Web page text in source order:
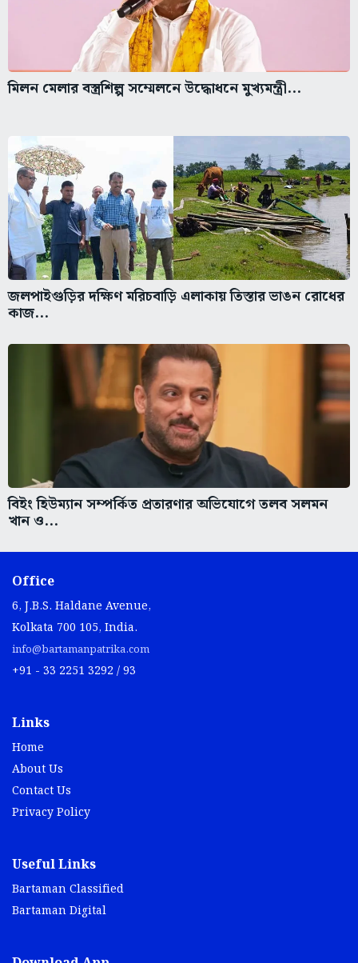
মিলন মেলার বস্ত্রশিল্প সম্মেলনে উদ্ধোধনে মুখ্যমন্ত্রী...
জলপাইগুড়ির দক্ষিণ মরিচবাড়ি এলাকায় তিস্তার ভাঙন রোধের
কাজ...
বিইং হিউম্যান সম্পর্কিত প্রতারণার অভিযোগে তলব সলমন
খান ও...
Office
6, J.B.S. Haldane Avenue,
Kolkata 700 105, India.
info@bartamanpatrika.com
+91 - 33 2251 3292 / 93
Links
Home
About Us
Contact Us
Privacy Policy
Useful Links
Bartaman Classified
Bartaman Digital